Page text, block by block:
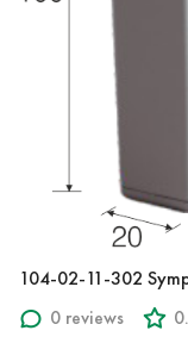
104-02-11-302
0 reviews